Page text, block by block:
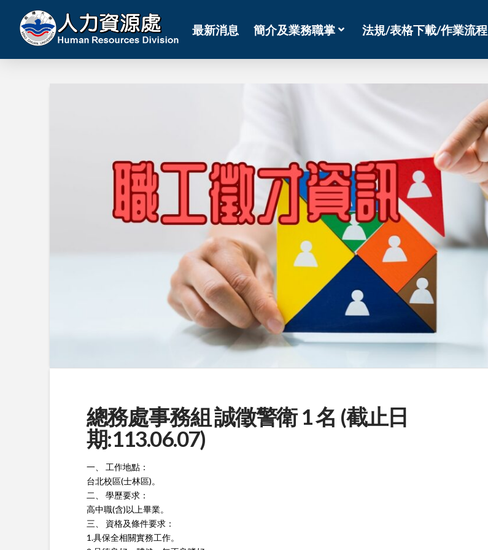
最新消息 簡介及業務職掌 法規/表格下載/作業流程
總務處事務組 誠徵警衛 1 名 (截止日
期:113.06.07)
一、 工作地點：
台北校區(士林區)。
二、 學歷要求：
高中職(含)以上畢業。
三、 資格及條件要求：
1.具保全相關實務工作。